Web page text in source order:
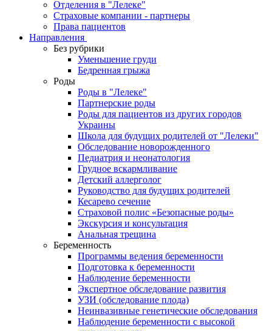
Отделения в "Лелеке"
Страховые компании - партнеры
Права пациентов
Направления
Без рубрики
Уменьшение груди
Бедренная грыжа
Роды
Роды в "Лелеке"
Партнерские роды
Роды для пациентов из других городов
Украины
Школа для будущих родителей от "Лелеки"
Обследование новорожденного
Педиатрия и неонатология
Грудное вскармливание
Детский аллерголог
Руководство для будущих родителей
Кесарево сечение
Страховой полис «Безопасные роды»
Экскурсия и консультация
Анальная трещина
Беременность
Программы ведения беременности
Подготовка к беременности
Наблюдение беременности
Экспертное обследование развития
УЗИ (обследование плода)
Неинвазивные генетические обследования
Наблюдение беременности с высокой